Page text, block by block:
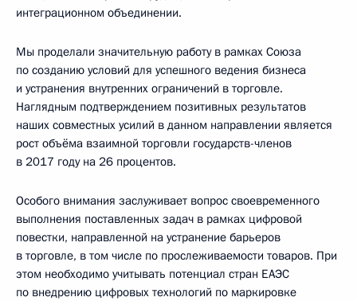
интеграционном объединении.
Мы проделали значительную работу в рамках Союза
по созданию условий для успешного ведения бизнеса
и устранения внутренних ограничений в торговле.
Наглядным подтверждением позитивных результатов
наших совместных усилий в данном направлении является
рост объёма взаимной торговли государств-членов
в 2017 году на 26 процентов.
Особого внимания заслуживает вопрос своевременного
выполнения поставленных задач в рамках цифровой
повестки, направленной на устранение барьеров
в торговле, в том числе по прослеживаемости товаров. При
этом необходимо учитывать потенциал стран ЕАЭС
по внедрению цифровых технологий по маркировке